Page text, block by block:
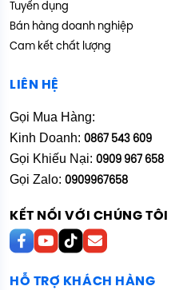
Tuyển dụng
Bán hàng doanh nghiệp
Cam kết chất lượng
LIÊN HỆ
Gọi Mua Hàng:
Kinh Doanh: 0867 543 609
Gọi Khiếu Nại: 0909 967 658
Gọi Zalo: 0909967658
KẾT NỐI VỚI CHÚNG TÔI
HỖ TRỢ KHÁCH HÀNG